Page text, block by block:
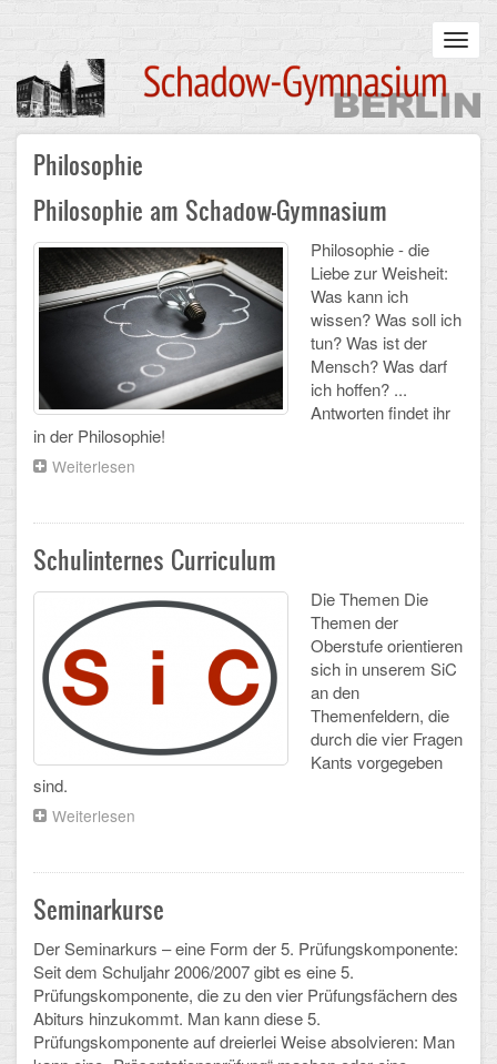
content
Main
navigation
STARTSEITE
UNSERE SCHULE
Infos zum Schulalltag
Was uns wichtig ist
Sanierung
Schulpartnerschaft
SCHULLEBEN
Kollegium
Schulleitung
Schülervertretung
Gesamtelternvertretung
Ganztagsschule
Schulsozialarbeit
Berufsorientierung
Arbeitsgemeinschaften
Philosophie
Philosophie am Schadow-Gymnasium
Philosophie - die
Liebe zur Weisheit:
Was kann ich
wissen? Was soll ich
tun? Was ist der
Mensch? Was darf
ich hoffen? ...
Antworten findet ihr
in der Philosophie!
Weiterlesen
Schadow-
Gymnasium
Schulinternes Curriculum
Die Themen Die
Themen der
Oberstufe orientieren
sich in unserem SiC
an den
Themenfeldern, die
durch die vier Fragen
Kants vorgegeben
sind.
Weiterlesen
Seminarkurse
Der Seminarkurs – eine Form der 5. Prüfungskomponente:
Seit dem Schuljahr 2006/2007 gibt es eine 5.
Prüfungskomponente, die zu den vier Prüfungsfächern des
Abiturs hinzukommt. Man kann diese 5.
Prüfungskomponente auf dreierlei Weise absolvieren: Man